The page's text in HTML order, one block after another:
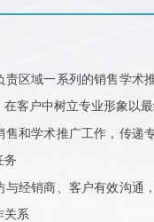
区域一系列的销售学术
客户中树立专业形象以
售和学术推广工作，传递
务
经销商、客户有效沟通
关系